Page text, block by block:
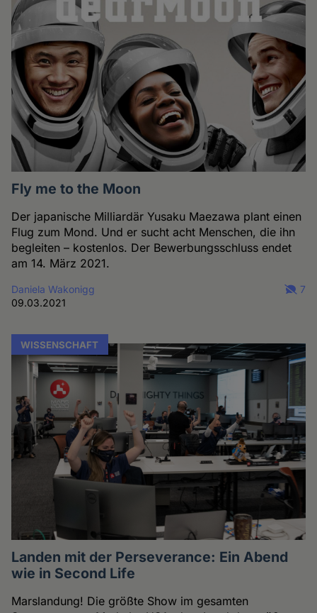
Fly me to the Moon
Der japanische Milliardär Yusaku Maezawa plant einen
Flug zum Mond. Und er sucht acht Menschen, die ihn
begleiten – kostenlos. Der Bewerbungsschluss endet
am 14. März 2021.
Daniela Wakonigg
09.03.2021
7
WISSENSCHAFT
Landen mit der Perseverance: Ein Abend
wie in Second Life
Marslandung! Die größte Show im gesamten